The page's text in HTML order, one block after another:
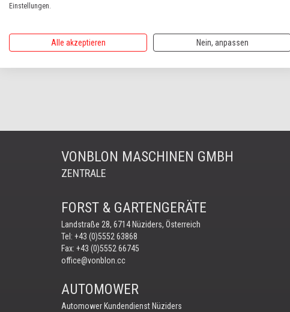
HOME VONBLON UNSERE KUNDEN 1304 SCHWABENJAGD
VONBLON MASCHINEN GMBH
ZENTRALE
FORST & GARTENGERÄTE
Landstraße 28, 6714 Nüziders, Österreich
Tel: +43 (0)5552 63868
Fax: +43 (0)5552 66745
office@vonblon.cc
AUTOMOWER
Automower Kundendienst Nüziders
Einstellungen.
Alle akzeptieren Nein, anpassen